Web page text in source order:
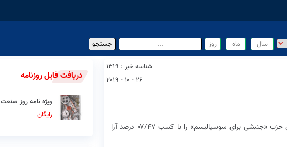
شناسه خبر : 1319
26 - 10 - 2019
یورونیوز- کمیسیون ملی انتخابات بولیوی، اوو مورالس، نامزد چپ‌گرای حزب «جنبشی برای سوسیالیسم» را با کسب ۰۷/۴۷ درصد آرا
دریافت فایل روزنامه
ویژه نامه روز صنعت
رایگان